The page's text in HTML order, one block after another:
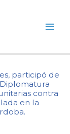
participó de
contra
en la